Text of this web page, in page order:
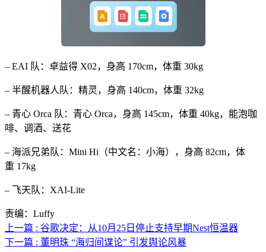
– EAI 队：卓益得 X02，身高 170cm，体重 30kg
– 半醒机器人队：精灵，身高 140cm，体重 32kg
– 青心 Orca 队：青心 Orca，身高 145cm，体重 40kg，能泡咖
啡、调酒、送花
– 海派兄弟队：Mini Hi（中文名：小海），身高 82cm，体
重 17kg
– 飞天队：XAI-Lite
责编：Luffy
上一篇 : 谷歌决定：从10月25日停止支持早期Nest恒温器
下一篇 : 董明珠 “海归间谍论” 引发舆论风暴